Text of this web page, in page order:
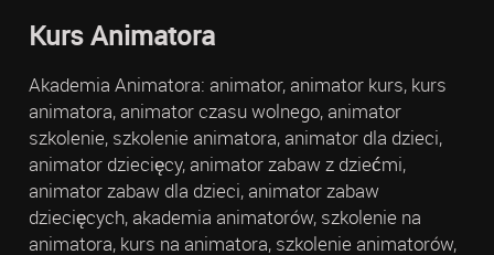
Kurs Animatora
Akademia Animatora: animator, animator kurs, kurs
animatora, animator czasu wolnego, animator
szkolenie, szkolenie animatora, animator dla dzieci,
animator dziecięcy, animator zabaw z dziećmi,
animator zabaw dla dzieci, animator zabaw
dziecięcych, akademia animatorów, szkolenie na
animatora, kurs na animatora, szkolenie animatorów,